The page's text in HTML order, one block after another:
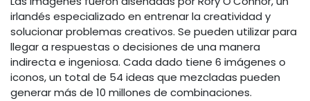
irlandés especializado en entrenar la creatividad y
solucionar problemas creativos. Se pueden utilizar para
llegar a respuestas o decisiones de una manera
indirecta e ingeniosa. Cada dado tiene 6 imágenes o
iconos, un total de 54 ideas que mezcladas pueden
generar más de 10 millones de combinaciones.